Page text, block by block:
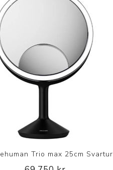
Trio max 25cm Svartur